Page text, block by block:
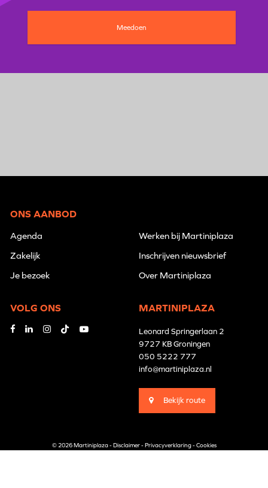
ONS AANBOD
Agenda
Zakelijk
Je bezoek
Werken bij Martiniplaza
Inschrijven nieuwsbrief
Over Martiniplaza
VOLG ONS MARTINIPLAZA
Leonard Springerlaan 2
9727 KB Groningen
050 5222 777
info@martiniplaza.nl
Bekijk route
© 2026 Martiniplaza -Disclaimer-Privacyverklaring-Cookies